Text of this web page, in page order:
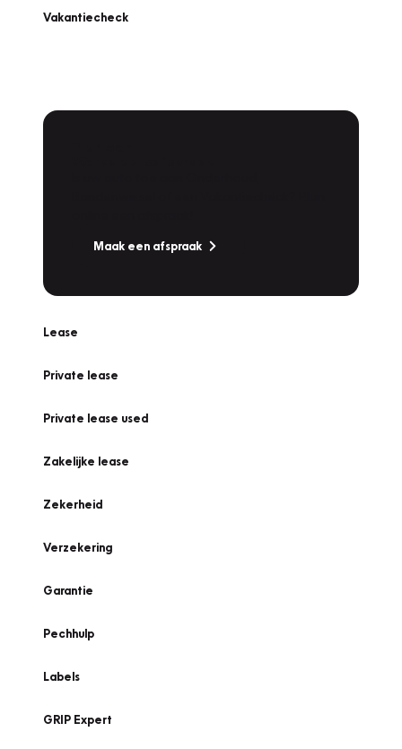
Vakantiecheck
Maak een afspraak
Lease
Private lease
Private lease used
Zakelijke lease
Zekerheid
Verzekering
Garantie
Pechhulp
Labels
GRIP Expert